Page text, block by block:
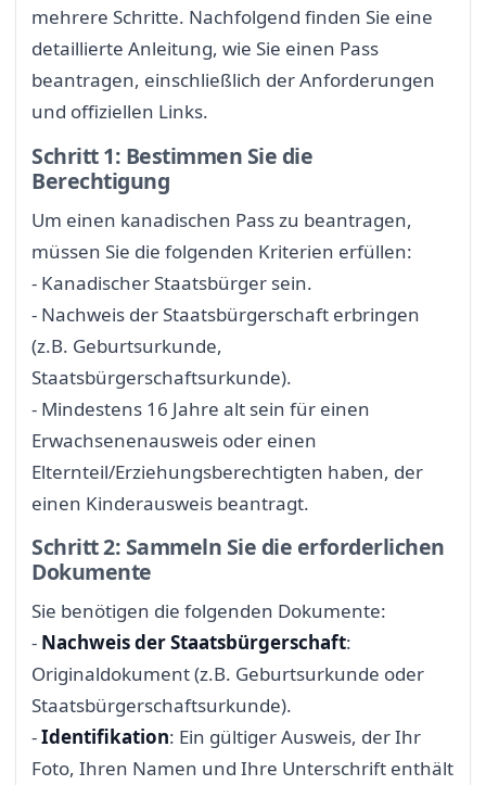
mehrere Schritte. Nachfolgend finden Sie eine
detaillierte Anleitung, wie Sie einen Pass
beantragen, einschließlich der Anforderungen
und offiziellen Links.
Schritt 1: Bestimmen Sie die
Berechtigung
Um einen kanadischen Pass zu beantragen,
müssen Sie die folgenden Kriterien erfüllen:
- Kanadischer Staatsbürger sein.
- Nachweis der Staatsbürgerschaft erbringen
(z.B. Geburtsurkunde,
Staatsbürgerschaftsurkunde).
- Mindestens 16 Jahre alt sein für einen
Erwachsenenausweis oder einen
Elternteil/Erziehungsberechtigten haben, der
einen Kinderausweis beantragt.
Schritt 2: Sammeln Sie die erforderlichen
Dokumente
Sie benötigen die folgenden Dokumente:
- Nachweis der Staatsbürgerschaft:
Originaldokument (z.B. Geburtsurkunde oder
Staatsbürgerschaftsurkunde).
-Identifikation: Ein gültiger Ausweis, der Ihr
Foto, Ihren Namen und Ihre Unterschrift enthält